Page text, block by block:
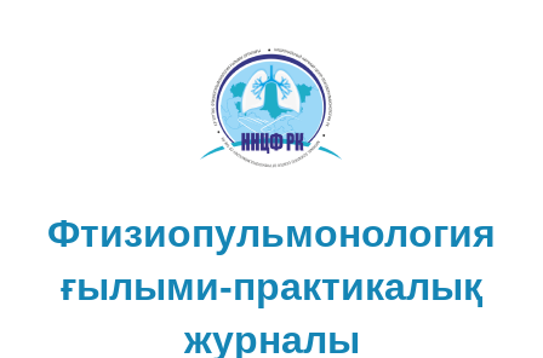
Фтизиопульмонология
ғылыми-практикалық
журналы